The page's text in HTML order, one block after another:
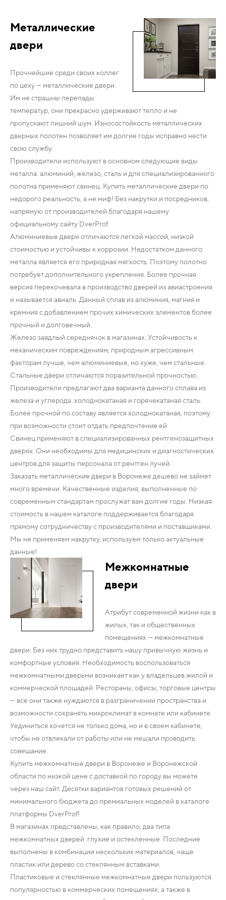
Металлические
двери
Прочнейшие среди своих коллег
по цеху — металлические двери.
Им не страшны перепады
температур, они прекрасно удерживают тепло и не
пропускают лишний шум. Износостойкость металлических
дверных полотен позволяет им долгие годы исправно нести
свою службу.
Производители используют в основном следующие виды
металла: алюминий, железо, сталь и для специализированного
полотна применяют свинец. Купить металлические двери по
недорого реальность, а не миф! Без накрутки и посредников,
напрямую от производителей благодаря нашему
официальному сайту DverProf.
Алюминиевые двери отличаются легкой массой, низкой
стоимостью и устойчивы к коррозии. Недостатком данного
металла является его природная мягкость. Поэтому полотно
потребует дополнительного укрепления. Более прочная
версия перекочевала в производство дверей из авиастроения
и называется авиаль. Данный сплав из алюминия, магния и
кремния с добавлением прочих химических элементов более
прочный и долговечный.
Железо заядлый середнячок в магазинах. Устойчивость к
механическим повреждениям, природным агрессивным
факторам лучше, чем алюминиевые, но хуже, чем стальные.
Стальные двери отличаются поразительной прочностью.
Производители предлагают два варианта данного сплава из
железа и углерода: холоднокатаная и горячекатаная сталь.
Более прочной по составу является холоднокатаная, поэтому
при возможности стоит отдать предпочтение ей.
Свинец применяют в специализированных рентгенозащитных
дверях. Они необходимы для медицинских и диагностических
центров для защиты персонала от рентген лучей.
Заказать металлические двери в Воронеже дешево не займет
много времени. Качественные изделия, выполненные по
современным стандартам прослужат вам долгие годы. Низкая
стоимость в нашем каталоге поддерживается благодаря
прямому сотрудничеству с производителями и поставщиками.
Мы не применяем накрутку, используем только актуальные
данные!
Межкомнатные
двери
Атрибут современной жизни как в
жилых, так и общественных
помещениях — межкомнатные
двери. Без них трудно представить нашу привычную жизнь и
комфортные условия. Необходимость воспользоваться
межкомнатными дверьми возникает как у владельцев жилой и
коммерческой площадей. Рестораны, офисы, торговые центры
— все они также нуждаются в разграничении пространства и
возможности сохранять микроклимат в комнате или кабинете.
Уединиться хочется не только дома, но и в своем кабинете,
чтобы не отвлекали от работы или не мешали проводить
совещание.
Купить межкомнатные двери в Воронеже и Воронежской
области по низкой цене с доставкой по городу вы можете
через наш сайт. Десятки вариантов готовых решений от
минимального бюджета до премиальных моделей в каталоге
платформы DverProf!
В магазинах представлены, как правило, два типа
межкомнатных дверей: глухие и остекленные. Последние
выполнены в комбинации нескольких материалов, чаще
пластик или дерево со стеклянным вставками.
Пластиковые и стеклянные межкомнатные двери пользуются
популярностью в коммерческих помещениях, а также в